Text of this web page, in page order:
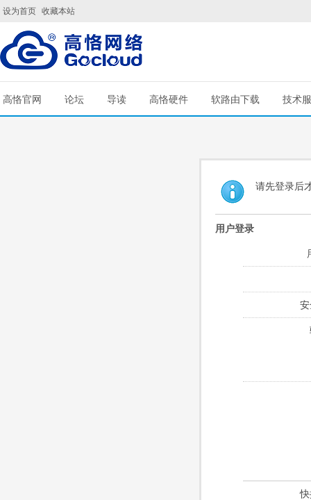
设为首页 收藏本站
高恪官网 论坛 导读 高恪硬件 软路由下载 技术
请先登录后
用户登录